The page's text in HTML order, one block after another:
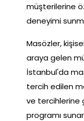
müşterilerine
deneyimi
Masözler,
araya gelen
İstanbul'da
tercih edilen
ve tercihlerine
programı